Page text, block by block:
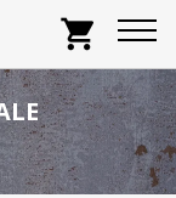
shopping_cart